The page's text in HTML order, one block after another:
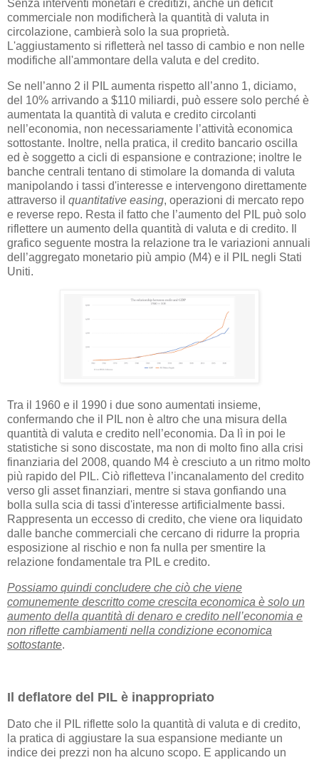
Senza interventi monetari e creditizi, anche un deficit
commerciale non modificherà la quantità di valuta in
circolazione, cambierà solo la sua proprietà.
L'aggiustamento si rifletterà nel tasso di cambio e non nelle
modifiche all'ammontare della valuta e del credito.
Se nell’anno 2 il PIL aumenta rispetto all’anno 1, diciamo,
del 10% arrivando a $110 miliardi, può essere solo perché è
aumentata la quantità di valuta e credito circolanti
nell’economia, non necessariamente l’attività economica
sottostante. Inoltre, nella pratica, il credito bancario oscilla
ed è soggetto a cicli di espansione e contrazione; inoltre le
banche centrali tentano di stimolare la domanda di valuta
manipolando i tassi d'interesse e intervengono direttamente
attraverso il quantitative easing, operazioni di mercato repo
e reverse repo. Resta il fatto che l’aumento del PIL può solo
riflettere un aumento della quantità di valuta e di credito. Il
grafico seguente mostra la relazione tra le variazioni annuali
dell’aggregato monetario più ampio (M4) e il PIL negli Stati
Uniti.
Tra il 1960 e il 1990 i due sono aumentati insieme,
confermando che il PIL non è altro che una misura della
quantità di valuta e credito nell’economia. Da lì in poi le
statistiche si sono discostate, ma non di molto fino alla crisi
finanziaria del 2008, quando M4 è cresciuto a un ritmo molto
più rapido del PIL. Ciò rifletteva l’incanalamento del credito
verso gli asset finanziari, mentre si stava gonfiando una
bolla sulla scia di tassi d'interesse artificialmente bassi.
Rappresenta un eccesso di credito, che viene ora liquidato
dalle banche commerciali che cercano di ridurre la propria
esposizione al rischio e non fa nulla per smentire la
relazione fondamentale tra PIL e credito.
Possiamo quindi concludere che ciò che viene
comunemente descritto come crescita economica è solo un
aumento della quantità di denaro e credito nell’economia e
non riflette cambiamenti nella condizione economica
sottostante.
Il deflatore del PIL è inappropriato
Dato che il PIL riflette solo la quantità di valuta e di credito,
la pratica di aggiustare la sua espansione mediante un
indice dei prezzi non ha alcuno scopo. E applicando un